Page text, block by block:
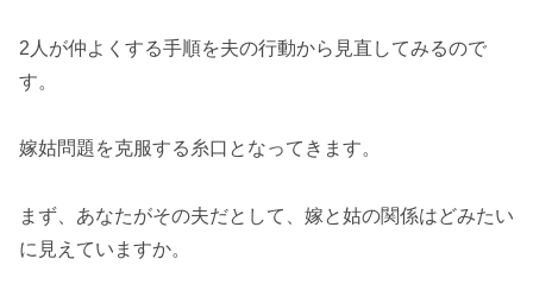
2人が仲よくする手順を夫の行動から見直してみるので
す。
嫁姑問題を克服する糸口となってきます。
まず、あなたがその夫だとして、嫁と姑の関係はどみたい
に見えていますか。